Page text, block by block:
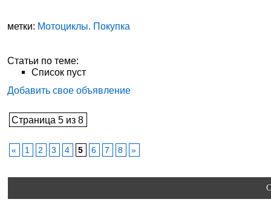
метки: Мотоциклы. Покупка
Статьи по теме:
Список пуст
Добавить свое объявление
Страница 5 из 8
« 1 2 3 4 5 6 7 8 »